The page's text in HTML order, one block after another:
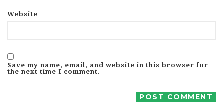
Website
Save my name, email, and website in this browser for
the next time I comment.